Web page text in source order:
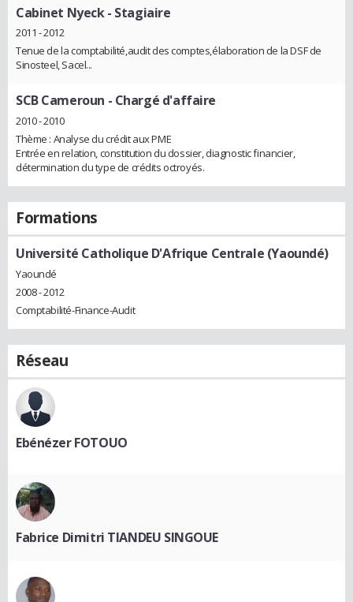
Cabinet Nyeck- Stagiaire
2011 - 2012
Tenue de la comptabilité,audit des comptes,élaboration de la DSF de
Sinosteel, Sacel...
SCB Cameroun - Chargé d'affaire
2010 - 2010
Thème : Analyse du crédit aux PME
Entrée en relation, constitution du dossier, diagnostic financier,
détermination du type de crédits octroyés.
Formations
Université Catholique D'Afrique Centrale (Yaoundé)
Yaoundé
2008 - 2012
Comptabilité-Finance-Audit
Réseau
Ebénézer FOTOUO
Fabrice Dimitri TIANDEU SINGOUE